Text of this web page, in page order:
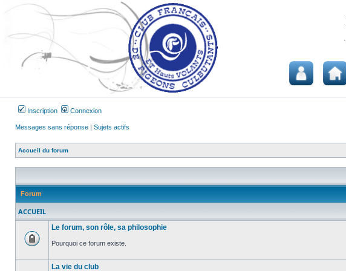
Inscription Connexion
Messages sans réponse | Sujets actifs
Accueil du forum
Forum
ACCUEIL
verrouillé
Le forum, son rôle, sa philosophie
Pourquoi ce forum existe.
La vie du club